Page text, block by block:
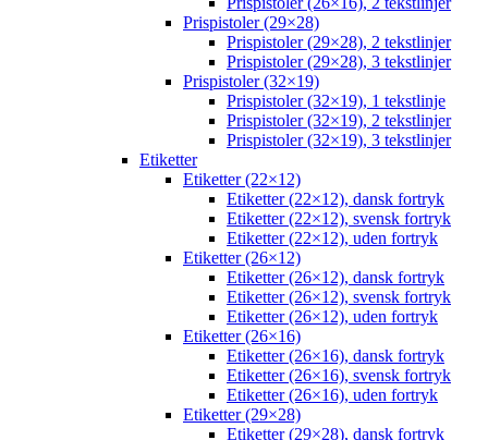
Prispistoler (29×28)
Prispistoler (29×28), 2 tekstlinjer
Prispistoler (29×28), 3 tekstlinjer
Prispistoler (32×19)
Prispistoler (32×19), 1 tekstlinje
Prispistoler (32×19), 2 tekstlinjer
Prispistoler (32×19), 3 tekstlinjer
Etiketter
Etiketter (22×12)
Etiketter (22×12), dansk fortryk
Etiketter (22×12), svensk fortryk
Etiketter (22×12), uden fortryk
Etiketter (26×12)
Etiketter (26×12), dansk fortryk
Etiketter (26×12), svensk fortryk
Etiketter (26×12), uden fortryk
Etiketter (26×16)
Etiketter (26×16), dansk fortryk
Etiketter (26×16), svensk fortryk
Etiketter (26×16), uden fortryk
Etiketter (29×28)
Etiketter (29×28), dansk fortryk